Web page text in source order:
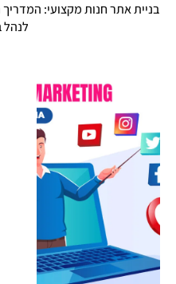
בניית אתר חנות מקצועי: